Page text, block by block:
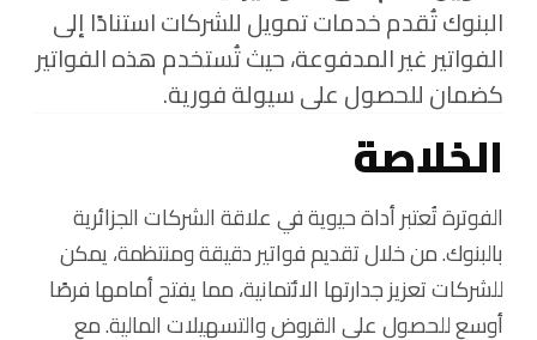
البنوك تُقدم خدمات تمويل للشركات استنادًا إلى
الفواتير غير المدفوعة، حيث تُستخدم هذه الفواتير
كضمان للحصول على سيولة فورية.
الخلاصة
الفوترة تُعتبر أداة حيوية في علاقة الشركات الجزائرية
بالبنوك. من خلال تقديم فواتير دقيقة ومنتظمة، يمكن
للشركات تعزيز جدارتها الائتمانية، مما يفتح أمامها فرصًا
أوسع للحصول على القروض والتسهيلات المالية. مع